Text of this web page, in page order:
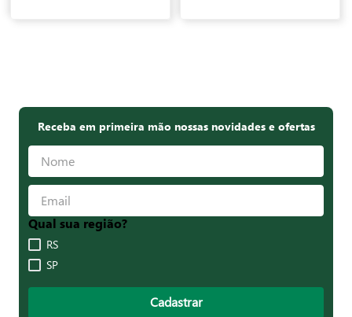
Receba em primeira mão nossas novidades e ofertas
Qual sua região?
RS
SP
Cadastrar